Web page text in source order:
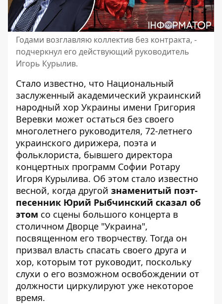
Годами возглавляю коллектив без контракта, -
подчеркнул его действующий руководитель
Игорь Курылив.
Стало известно, что Национальный
заслуженный академический украинский
народный хор Украины имени Григория
Веревки может остаться без своего
многолетнего руководителя, 72-летнего
украинского дирижера, поэта и
фольклориста, бывшего директора
концертных программ Софии Ротару
Игоря Курылива. Об этом стало известно
весной, когда другой знаменитый поэт-
песенник Юрий Рыбчинский сказал об
этом со сцены большого концерта в
столичном Дворце "Украина",
посвященном его творчеству. Тогда он
призвал власть спасать своего друга и
хор, которым тот руководит, поскольку
слухи о его возможном освобождении от
должности циркулируют уже некоторое
время.